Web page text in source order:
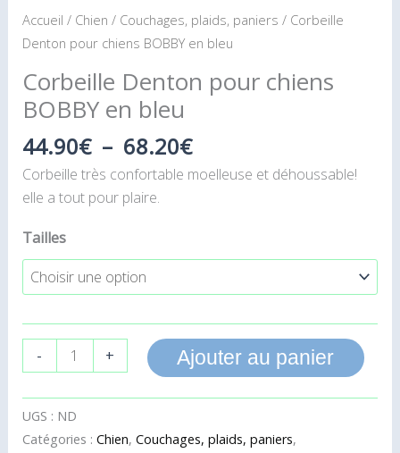
Accueil / Chien / Couchages, plaids, paniers / Corbeille
Denton pour chiens BOBBY en bleu
Corbeille Denton pour chiens
BOBBY en bleu
44.90€ – 68.20€
Corbeille très confortable moelleuse et déhoussable!
elle a tout pour plaire.
Tailles
- + Ajouter au panier
UGS : ND
Catégories : Chien, Couchages, plaids, paniers,